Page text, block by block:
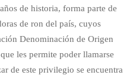
de historia, forma parte de
de ron del país, cuyos
Denominación de Origen
les permite poder llamarse
de este privilegio se encuentra